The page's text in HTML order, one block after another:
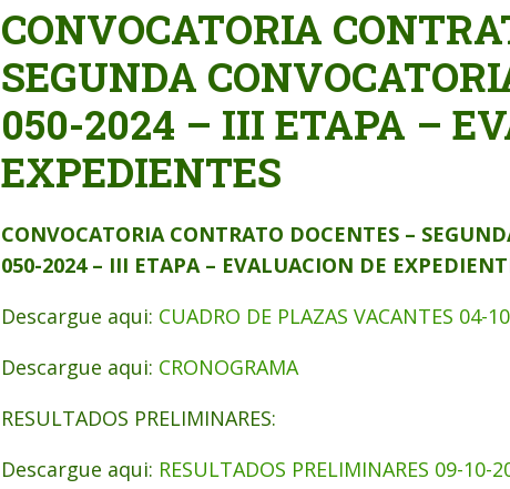
CONVOCATORIA
SEGUNDA
050-2024 – III ETAPA –
EXPEDIENTES
CONVOCATORIA CONTRATO DOCENTES –
050-2024 – III ETAPA – EVALUACION DE
Descargue aqui: CUADRO DE PLAZAS VACANTES 04-
Descargue aqui: CRONOGRAMA
RESULTADOS PRELIMINARES:
Descargue aqui: RESULTADOS PRELIMINARES 09-10-